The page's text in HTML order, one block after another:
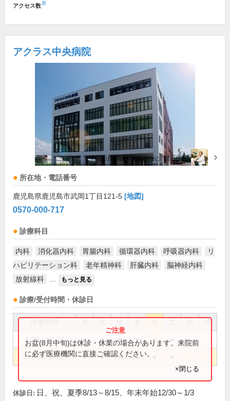
アクセス数※
アクラス中央病院
所在地・電話番号
鹿児島県鹿児島市武岡1丁目121-5 [地図]
0570-000-717
診療科目
内科 消化器内科 胃腸内科 循環器内科 呼吸器内科
リ
ハビリテーション科
老年精神科 肝臓内科
脳神経内科
放射線科
もっと見る
診療/受付時間・休診日
祝
8:30～12:30 ● ● ● ● ●
14:30～17:30 ● ● ● ●
お盆(8月中旬)は休診・休業の場合があります。来院前
に必ず医療機関に直接ご確認ください。
×閉じる
休診日: 日、祝、夏季8/13～8/15、年末年始12/30～1/3